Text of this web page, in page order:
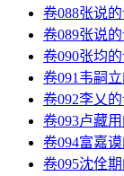
卷088张说
卷089张说
卷090张均
卷091韦嗣
卷092李乂
卷093卢藏
卷094富嘉
卷095沈佺